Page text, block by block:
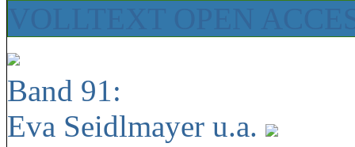
Band 91:
Eva Seidlmayer u.a.